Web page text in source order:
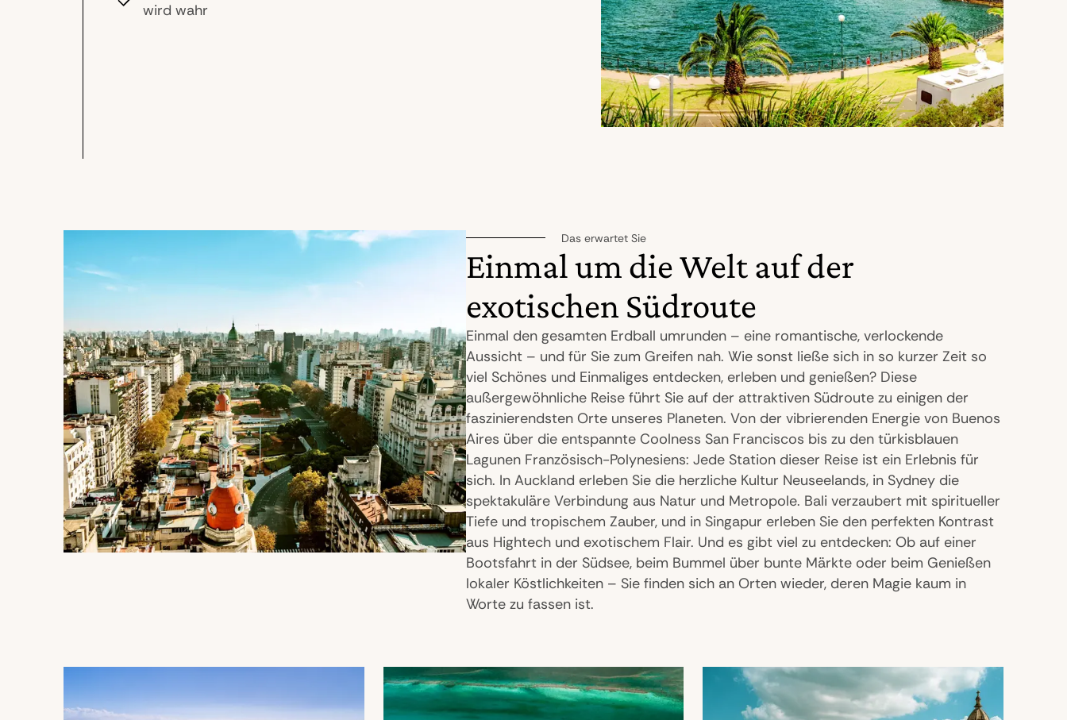
wird wahr
Das erwartet Sie
Einmal um die Welt auf der
exotischen Südroute
Einmal den gesamten Erdball umrunden – eine romantische, verlockende
Aussicht – und für Sie zum Greifen nah. Wie sonst ließe sich in so kurzer Zeit so
viel Schönes und Einmaliges entdecken, erleben und genießen? Diese
außergewöhnliche Reise führt Sie auf der attraktiven Südroute zu einigen der
faszinierendsten Orte unseres Planeten. Von der vibrierenden Energie von Buenos
Aires über die entspannte Coolness San Franciscos bis zu den türkisblauen
Lagunen Französisch-Polynesiens: Jede Station dieser Reise ist ein Erlebnis für
sich. In Auckland erleben Sie die herzliche Kultur Neuseelands, in Sydney die
spektakuläre Verbindung aus Natur und Metropole. Bali verzaubert mit spiritueller
Tiefe und tropischem Zauber, und in Singapur erleben Sie den perfekten Kontrast
aus Hightech und exotischem Flair. Und es gibt viel zu entdecken: Ob auf einer
Bootsfahrt in der Südsee, beim Bummel über bunte Märkte oder beim Genießen
lokaler Köstlichkeiten – Sie finden sich an Orten wieder, deren Magie kaum in
Worte zu fassen ist.